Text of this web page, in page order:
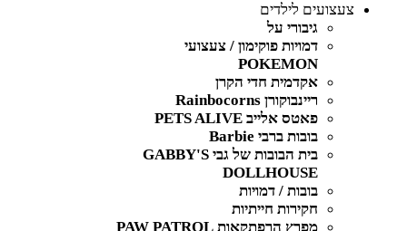
צעצועים לילדים
גיבורי על
דמויות פוקימון / צעצועי
POKEMON
אקדמית חדי הקרן
ריינבוקורן Rainbocorns
פאטס אלייב PETS ALIVE
בובות ברבי Barbie
בית הבובות של גבי GABBY'S
DOLLHOUSE
בובות / דמויות
חקירות חייתיות
מפרץ הרפתקאות PAW PATROL